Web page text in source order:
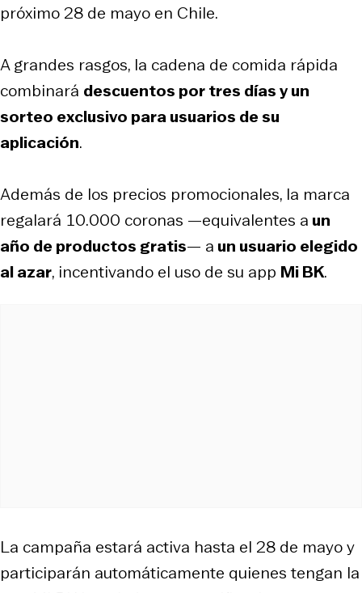
próximo 28 de mayo en Chile.
A grandes rasgos, la cadena de comida rápida
combinará descuentos por tres días y un
sorteo exclusivo para usuarios de su
aplicación.
Además de los precios promocionales, la marca
regalará 10.000 coronas —equivalentes a un
año de productos gratis— a un usuario elegido
al azar, incentivando el uso de su app Mi BK.
La campaña estará activa hasta el 28 de mayo y
participarán automáticamente quienes tengan la